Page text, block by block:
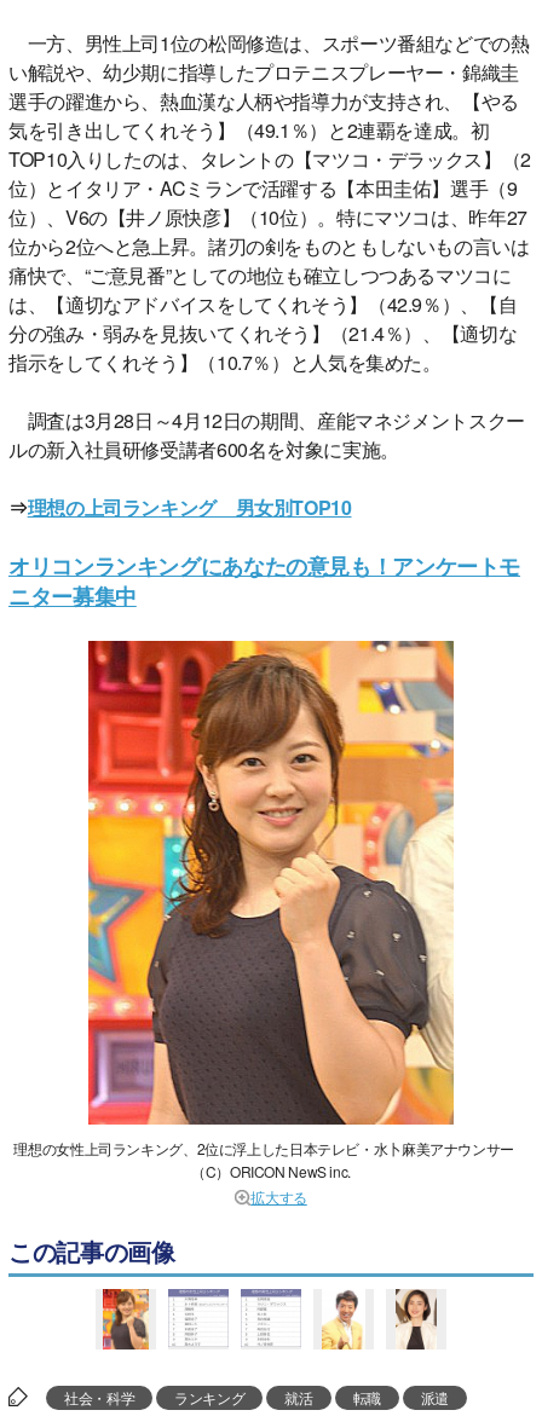
一方、男性上司1位の松岡修造は、スポーツ番組などでの熱
い解説や、幼少期に指導したプロテニスプレーヤー・錦織圭
選手の躍進から、熱血漢な人柄や指導力が支持され、【やる
気を引き出してくれそう】（49.1％）と2連覇を達成。初
TOP10入りしたのは、タレントの【マツコ・デラックス】（2
位）とイタリア・ACミランで活躍する【本田圭佑】選手（9
位）、V6の【井ノ原快彦】（10位）。特にマツコは、昨年27
位から2位へと急上昇。諸刃の剣をものともしないもの言いは
痛快で、“ご意見番”としての地位も確立しつつあるマツコに
は、【適切なアドバイスをしてくれそう】（42.9％）、【自
分の強み・弱みを見抜いてくれそう】（21.4％）、【適切な
指示をしてくれそう】（10.7％）と人気を集めた。
調査は3月28日～4月12日の期間、産能マネジメントスクー
ルの新入社員研修受講者600名を対象に実施。
⇒理想の上司ランキング 男女別TOP10
オリコンランキングにあなたの意見も！アンケートモ
ニター募集中
理想の女性上司ランキング、2位に浮上した日本テレビ・水卜麻美アナウンサー
（C）ORICON NewS inc.
拡大する
この記事の画像
社会・科学 ランキング 就活 転職 派遣